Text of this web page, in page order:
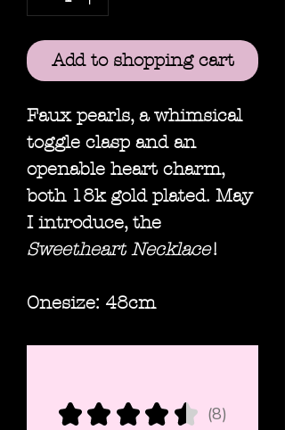
Add to shopping cart
Faux pearls, a whimsical
toggle clasp and an
openable heart charm,
both 18k gold plated. May
I introduce, the
Sweetheart Necklace!
Onesize: 48cm
★ ★ ★ ★ ★ 8
8